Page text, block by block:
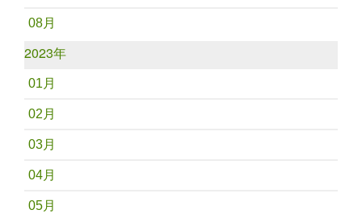
08月
2023年
01月
02月
03月
04月
05月